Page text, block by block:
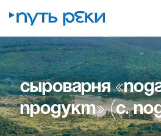
Сыроварня
продукт» (с.